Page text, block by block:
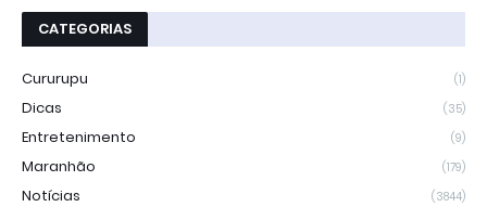
CATEGORIAS
Cururupu (1)
Dicas (35)
Entretenimento (9)
Maranhão (179)
Notícias (3844)